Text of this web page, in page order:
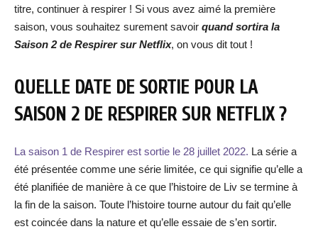
titre, continuer à respirer ! Si vous avez aimé la première
saison, vous souhaitez surement savoir quand sortira la
Saison 2 de Respirer sur Netflix, on vous dit tout !
QUELLE DATE DE SORTIE POUR LA
SAISON 2 DE RESPIRER SUR NETFLIX ?
La saison 1 de Respirer est sortie le 28 juillet 2022. La série a
été présentée comme une série limitée, ce qui signifie qu’elle a
été planifiée de manière à ce que l’histoire de Liv se termine à
la fin de la saison. Toute l’histoire tourne autour du fait qu’elle
est coincée dans la nature et qu’elle essaie de s’en sortir.